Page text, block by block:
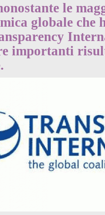
le
globale che
importanti